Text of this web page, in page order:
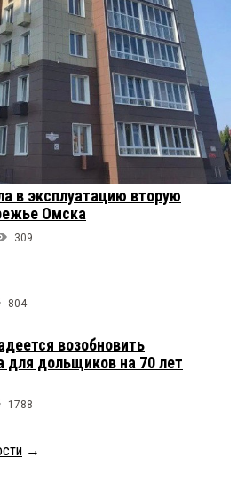
в эксплуатацию вторую
Омска
309
804
возобновить
для дольщиков на 70 лет
1788
→